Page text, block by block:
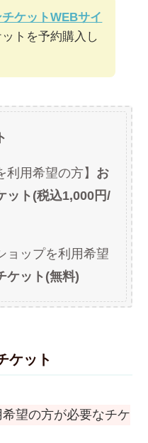
ケットWEBサイ
トを予約購入し
利用希望の方】 お
ット(税込1,000円/
ョップを利用希望
ケット(無料)
ケット
希望の方が必要なチケ